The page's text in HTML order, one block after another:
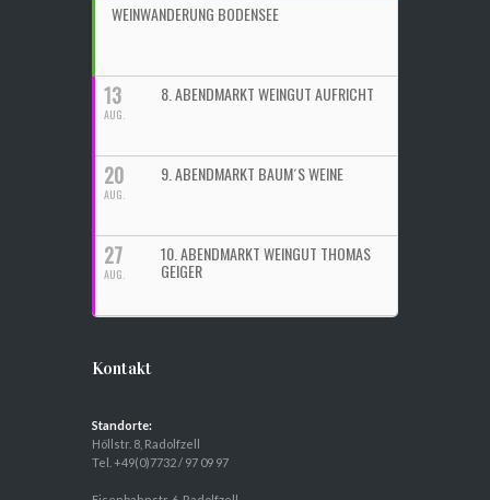
WEINWANDERUNG BODENSEE
13
AUG.
8. ABENDMARKT WEINGUT AUFRICHT
20
AUG.
9. ABENDMARKT BAUM´S WEINE
27
AUG.
10. ABENDMARKT WEINGUT THOMAS
GEIGER
Kontakt
Standorte:
Höllstr. 8, Radolfzell
Tel. +49(0)7732 / 97 09 97